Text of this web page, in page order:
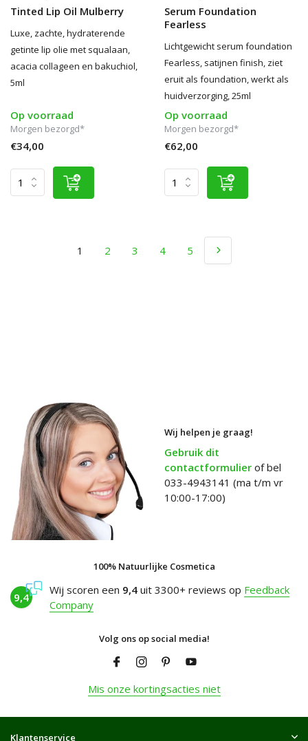
Tinted Lip Oil Mulberry
Luxe, zachte, hydraterende
getinte lip olie met squalaan,
acacia collageen en bakuchiol,
5ml
Op voorraad
Morgen bezorgd*
€34,00
Serum Foundation
Fearless
Lichtgewicht serum foundation
Fearless, satijnen finish, ziet
eruit als foundation, werkt als
huidverzorging, 25ml
Op voorraad
Morgen bezorgd*
€62,00
1 2 3 4 5
Wij helpen je graag!
Gebruik dit
contactformulier of bel
033-4943141 (ma t/m vr
10:00-17:00)
100% Natuurlijke Cosmetica
9,4
Wij scoren een 9,4 uit 3300+ reviews op Feedback
Company
Volg ons op social media!
Mis onze kortingsacties niet
Klantenservice